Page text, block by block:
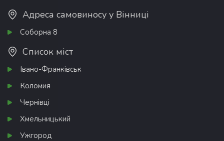
Адреса самовиносу у Вінниці
Соборна 8
Список міст
Івано-Франківськ
Коломия
Чернівці
Хмельницький
Ужгород